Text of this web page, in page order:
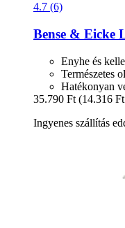
4.7 (6)
Bense & Eicke
Enyhe és
Természetes
Hatékonyan
35.790 Ft (14.316
Ingyenes szállítás